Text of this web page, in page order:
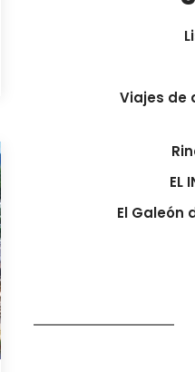
Viajes de
EL
El Galeón